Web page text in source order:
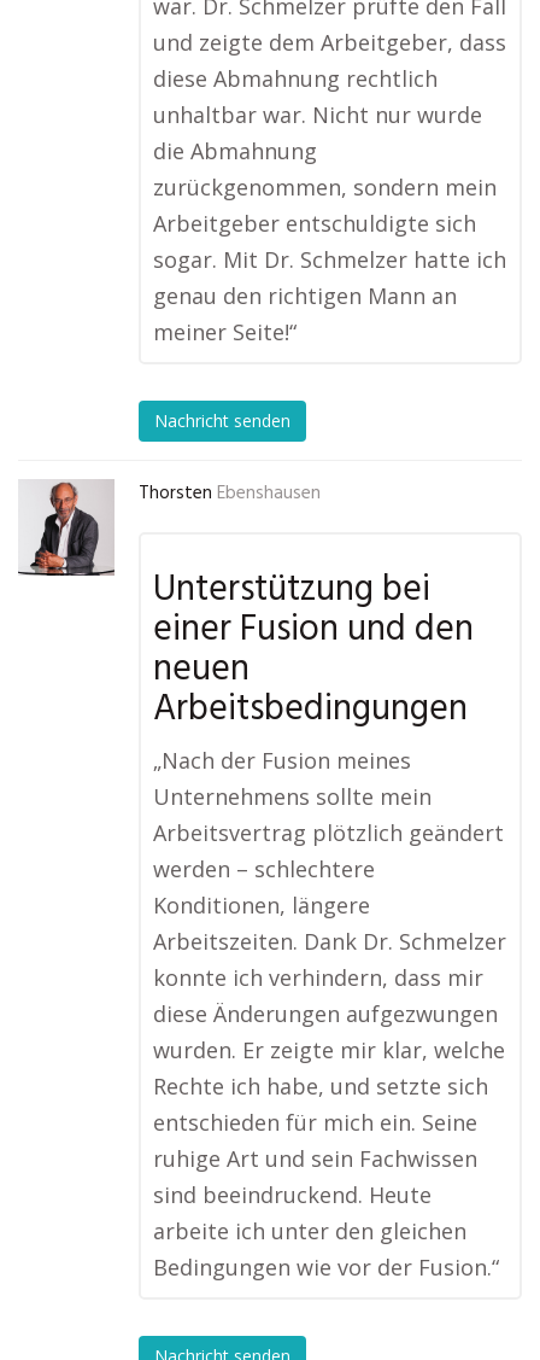
war. Dr. Schmelzer prüfte den Fall
und zeigte dem Arbeitgeber, dass
diese Abmahnung rechtlich
unhaltbar war. Nicht nur wurde
die Abmahnung
zurückgenommen, sondern mein
Arbeitgeber entschuldigte sich
sogar. Mit Dr. Schmelzer hatte ich
genau den richtigen Mann an
meiner Seite!“
Nachricht senden
Thorsten Ebenshausen
Unterstützung bei
einer Fusion und den
neuen
Arbeitsbedingungen
„Nach der Fusion meines
Unternehmens sollte mein
Arbeitsvertrag plötzlich geändert
werden – schlechtere
Konditionen, längere
Arbeitszeiten. Dank Dr. Schmelzer
konnte ich verhindern, dass mir
diese Änderungen aufgezwungen
wurden. Er zeigte mir klar, welche
Rechte ich habe, und setzte sich
entschieden für mich ein. Seine
ruhige Art und sein Fachwissen
sind beeindruckend. Heute
arbeite ich unter den gleichen
Bedingungen wie vor der Fusion.“